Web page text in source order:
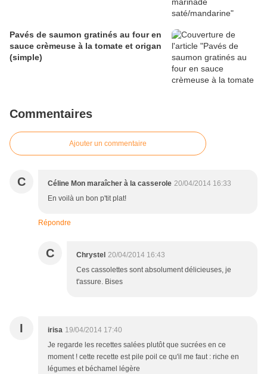
Pavés de saumon gratinés au four en
sauce crèmeuse à la tomate et origan
(simple)
Commentaires
Ajouter un commentaire
C Céline Mon maraîcher à la casserole 20/04/2014 16:33
En voilà un bon p'tit plat!
Répondre
C Chrystel 20/04/2014 16:43
Ces cassolettes sont absolument délicieuses, je
t'assure. Bises
I irisa 19/04/2014 17:40
Je regarde les recettes salées plutôt que sucrées en ce
moment ! cette recette est pile poil ce qu'il me faut : riche en
légumes et béchamel légère